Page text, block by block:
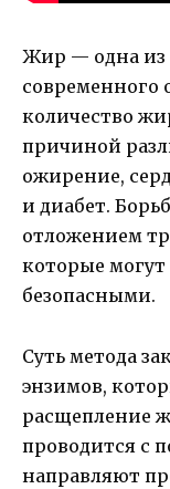
Жир — одна из
современного
количество
причиной
ожирение,
и диабет.
отложением
которые
безопасными.
Суть метода
энзимов,
расщепление
проводится с
направляют